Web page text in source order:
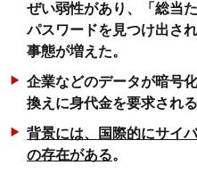
ぜい弱性があり、「総当
パスワードを見つけ出さ
事態が増えた。
企業などのデータが暗号
換えに身代金を要求され
背景には、国際的にサイ
の存在がある。